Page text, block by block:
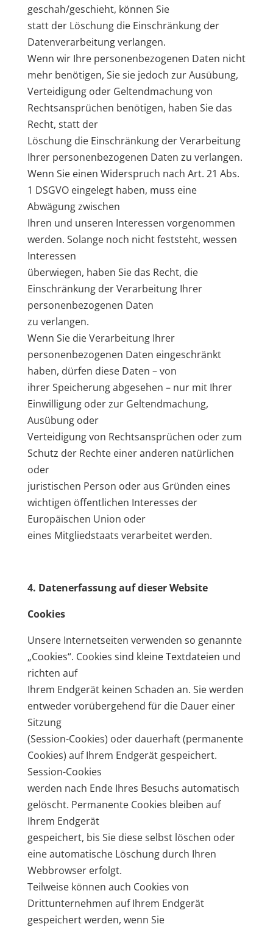
geschah/geschieht, können Sie
statt der Löschung die Einschränkung der
Datenverarbeitung verlangen.
Wenn wir Ihre personenbezogenen Daten nicht
mehr benötigen, Sie sie jedoch zur Ausübung,
Verteidigung oder Geltendmachung von
Rechtsansprüchen benötigen, haben Sie das
Recht, statt der
Löschung die Einschränkung der Verarbeitung
Ihrer personenbezogenen Daten zu verlangen.
Wenn Sie einen Widerspruch nach Art. 21 Abs.
1 DSGVO eingelegt haben, muss eine
Abwägung zwischen
Ihren und unseren Interessen vorgenommen
werden. Solange noch nicht feststeht, wessen
Interessen
überwiegen, haben Sie das Recht, die
Einschränkung der Verarbeitung Ihrer
personenbezogenen Daten
zu verlangen.
Wenn Sie die Verarbeitung Ihrer
personenbezogenen Daten eingeschränkt
haben, dürfen diese Daten – von
ihrer Speicherung abgesehen – nur mit Ihrer
Einwilligung oder zur Geltendmachung,
Ausübung oder
Verteidigung von Rechtsansprüchen oder zum
Schutz der Rechte einer anderen natürlichen
oder
juristischen Person oder aus Gründen eines
wichtigen öffentlichen Interesses der
Europäischen Union oder
eines Mitgliedstaats verarbeitet werden.
4. Datenerfassung auf dieser Website
Cookies
Unsere Internetseiten verwenden so genannte
„Cookies“. Cookies sind kleine Textdateien und
richten auf
Ihrem Endgerät keinen Schaden an. Sie werden
entweder vorübergehend für die Dauer einer
Sitzung
(Session-Cookies) oder dauerhaft (permanente
Cookies) auf Ihrem Endgerät gespeichert.
Session-Cookies
werden nach Ende Ihres Besuchs automatisch
gelöscht. Permanente Cookies bleiben auf
Ihrem Endgerät
gespeichert, bis Sie diese selbst löschen oder
eine automatische Löschung durch Ihren
Webbrowser erfolgt.
Teilweise können auch Cookies von
Drittunternehmen auf Ihrem Endgerät
gespeichert werden, wenn Sie